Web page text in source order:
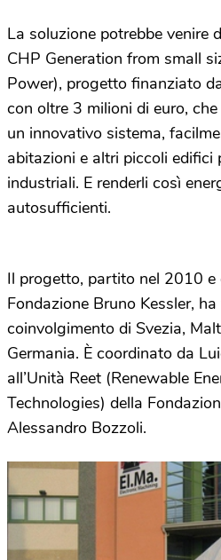
La soluzione potrebbe venire
CHP Generation from small
Power), progetto finanziato
con oltre 3 milioni di euro,
un innovativo sistema,
abitazioni e altri piccoli edifici
industriali. E renderli così
autosufficienti.
Il progetto, partito nel 2010 e
Fondazione Bruno Kessler,
coinvolgimento di Svezia,
Germania. È coordinato da
all’Unità Reet (Renewable
Technologies) della
Alessandro Bozzoli.